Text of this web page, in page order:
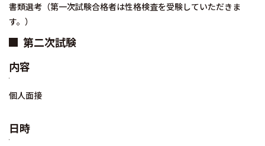
書類選考（第一次試験合格者は性格検査を受験していただきま
す。）
第二次試験
内容
個人面接
日時